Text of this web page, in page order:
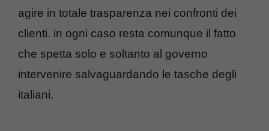
agire in totale trasparenza nei confronti dei
clienti. in ogni caso resta comunque il fatto
che spetta solo e soltanto al governo
intervenire salvaguardando le tasche degli
italiani.